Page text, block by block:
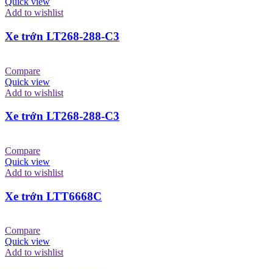
Add to wishlist
Xe trớn LT268-288-C3
Compare
Quick view
Add to wishlist
Xe trớn LT268-288-C3
Compare
Quick view
Add to wishlist
Xe trớn LTT6668C
Compare
Quick view
Add to wishlist